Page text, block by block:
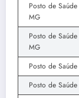
Posto de
MG
Posto de
MG
Posto de
Posto de